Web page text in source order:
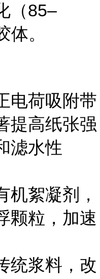
（85–
。
电荷吸附带
提高纸张强
滤水性
机絮凝剂，
颗粒，加速
统浆料，改